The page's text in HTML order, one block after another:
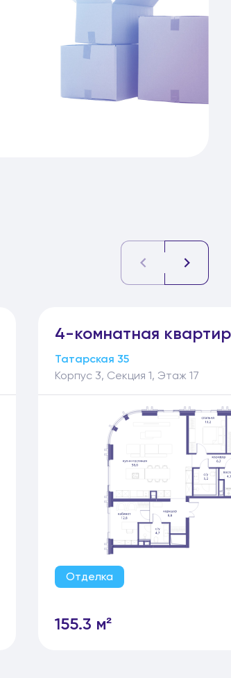
4-комнатная
Татарская 35
Корпус 3, Секция 1, Этаж 17
Отделка
155.3 м²